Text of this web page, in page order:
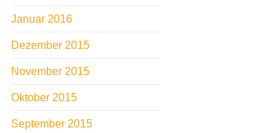
Januar 2016
Dezember 2015
November 2015
Oktober 2015
September 2015